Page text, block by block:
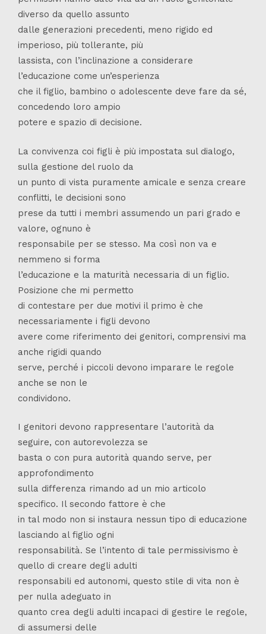
diverso da quello assunto
dalle generazioni precedenti, meno rigido ed
imperioso, più tollerante, più
lassista, con l’inclinazione a considerare
l’educazione come un’esperienza
che il figlio, bambino o adolescente deve fare da sé,
concedendo loro ampio
potere e spazio di decisione.
La convivenza coi figli è più impostata sul dialogo,
sulla gestione del ruolo da
un punto di vista puramente amicale e senza creare
conflitti, le decisioni sono
prese da tutti i membri assumendo un pari grado e
valore, ognuno è
responsabile per se stesso. Ma così non va e
nemmeno si forma
l’educazione e la maturità necessaria di un figlio.
Posizione che mi permetto
di contestare per due motivi il primo è che
necessariamente i figli devono
avere come riferimento dei genitori, comprensivi ma
anche rigidi quando
serve, perché i piccoli devono imparare le regole
anche se non le
condividono.
I genitori devono rappresentare l’autorità da
seguire, con autorevolezza se
basta o con pura autorità quando serve, per
approfondimento
sulla differenza rimando ad un mio articolo
specifico. Il secondo fattore è che
in tal modo non si instaura nessun tipo di educazione
lasciando al figlio ogni
responsabilità. Se l’intento di tale permissivismo è
quello di creare degli adulti
responsabili ed autonomi, questo stile di vita non è
per nulla adeguato in
quanto crea degli adulti incapaci di gestire le regole,
di assumersi delle